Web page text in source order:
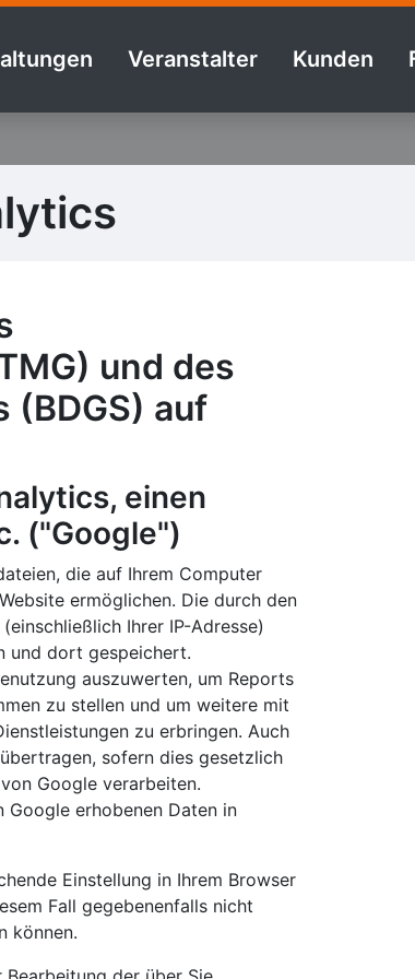
Veranstalter Kunden
und des
auf
einen
("Google")
die auf Ihrem Computer
ermöglichen. Die durch den
Ihrer IP-Adresse)
und dort gespeichert.
auszuwerten, um Reports
zu stellen und um weitere mit
zu erbringen. Auch
sofern dies gesetzlich
Google verarbeiten.
Google erhobenen Daten in
Einstellung in Ihrem Browser
Fall gegebenenfalls nicht
können.